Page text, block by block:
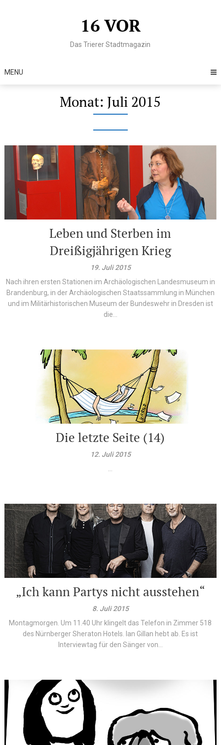
16 VOR
Das Trierer Stadtmagazin
MENU
Monat: Juli 2015
Leben und Sterben im
Dreißigjährigen Krieg
19. Juli 2015
Nach ihren ersten Stationen im Archäologischen Landesmuseum in
Brandenburg, in der Archäologischen Staatssammlung in München
und im Militärhistorischen Museum der Bundeswehr in Dresden ist
die...
Die letzte Seite (14)
12. Juli 2015
„Ich kann Partys nicht ausstehen“
8. Juli 2015
Montagmorgen. Um 11.40 Uhr klingelt das Telefon in Zimmer 518
des Nürnberger Sheraton Hotels. Ian Gillan hebt ab. Es ist
Interviewtag für den Sänger von...